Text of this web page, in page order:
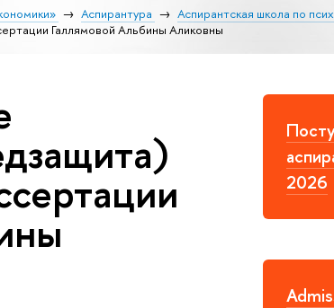
Аспирантура Аспирантская школа по
Галлямовой Альбины Аликовны
2026